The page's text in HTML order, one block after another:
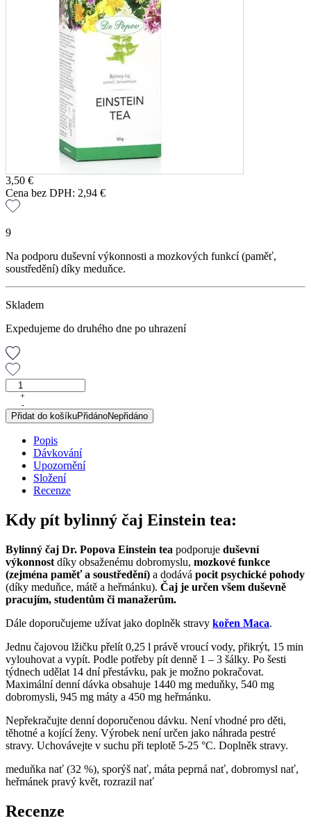
3,50 €
Cena bez DPH: 2,94 €
9
Na podporu duševní výkonnosti a mozkových funkcí (paměť,
soustředění) díky meduňce.
Skladem
Expedujeme do druhého dne po uhrazení
Einstein
tea,
sypaný
čaj,
množství
+
-
Přidat do košíkuPřidánoNepřidáno
Popis
Dávkování
Upozornění
Složení
Recenze
Kdy pít bylinný čaj Einstein tea:
Bylinný čaj Dr. Popova Einstein tea podporuje duševní
výkonnost díky obsaženému dobromyslu, mozkové funkce
(zejména paměť a soustředění) a dodává pocit psychické pohody
(díky meduňce, mátě a heřmánku). Čaj je určen všem duševně
pracujím, studentům či manažerům.
Dále doporučujeme užívat jako doplněk stravy kořen Maca.
Jednu čajovou lžičku přelít 0,25 l právě vroucí vody, přikrýt, 15 min
vylouhovat a vypít. Podle potřeby pít denně 1 – 3 šálky. Po šesti
týdnech udělat 14 dní přestávku, pak je možno pokračovat.
Maximální denní dávka obsahuje 1440 mg meduňky, 540 mg
dobromysli, 945 mg máty a 450 mg heřmánku.
Nepřekračujte denní doporučenou dávku. Není vhodné pro děti,
těhotné a kojící ženy. Výrobek není určen jako náhrada pestré
stravy. Uchovávejte v suchu při teplotě 5-25 °C. Doplněk stravy.
meduňka nať (32 %), sporýš nať, máta peprná nať, dobromysl nať,
heřmánek pravý květ, rozrazil nať
Recenze